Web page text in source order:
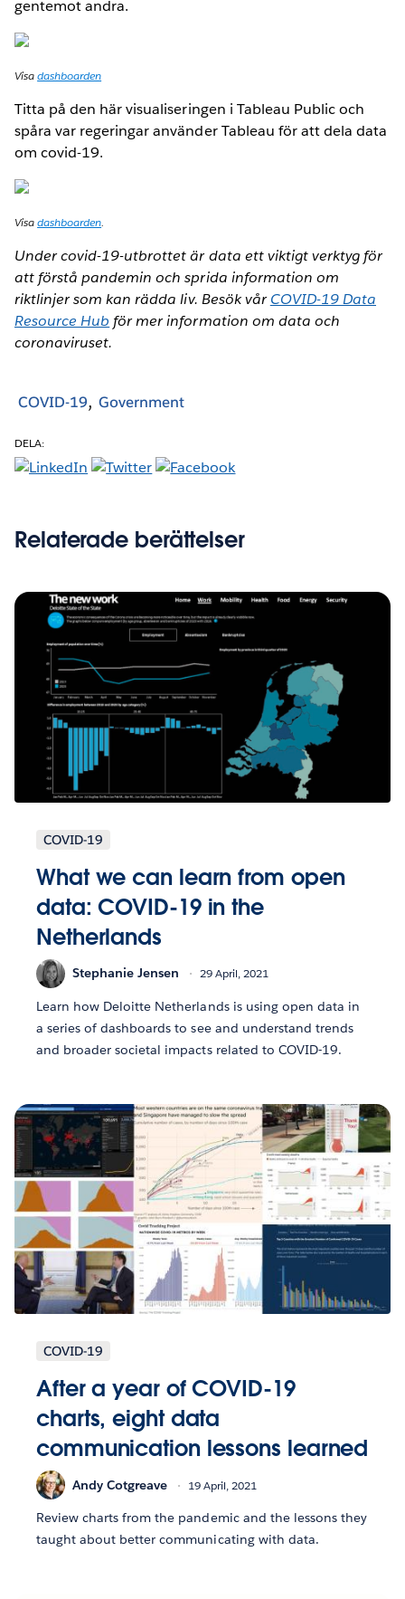
gentemot andra.
Visadashboarden
Titta på den här visualiseringen i Tableau Public och
spåra var regeringar använder Tableau för att dela data
om covid-19.
Visadashboarden.
Under covid-19-utbrottet är data ett viktigt verktyg för
att förstå pandemin och sprida information om
riktlinjer som kan rädda liv. Besök vårCOVID-19 Data
Resource Hub för mer information om data och
coronaviruset.
COVID-19 Government
DELA:
Relaterade berättelser
COVID-19
What we can learn from open
data: COVID-19 in the
Netherlands
Stephanie Jensen 29 April, 2021
Learn how Deloitte Netherlands is using open data in
a series of dashboards to see and understand trends
and broader societal impacts related to COVID-19.
COVID-19
After a year of COVID-19
charts, eight data
communication lessons learned
Andy Cotgreave 19 April, 2021
Review charts from the pandemic and the lessons they
taught about better communicating with data.